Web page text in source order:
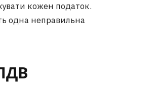
кожен податок.
одна неправильна